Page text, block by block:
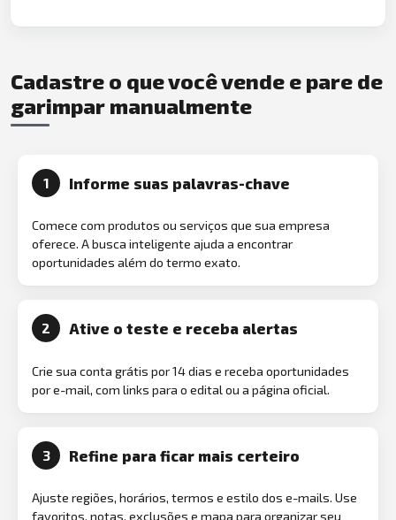
Cadastre o que você vende e pare de
garimpar manualmente
1 Informe suas palavras-chave
Comece com produtos ou serviços que sua empresa
oferece. A busca inteligente ajuda a encontrar
oportunidades além do termo exato.
2 Ative o teste e receba alertas
Crie sua conta grátis por 14 dias e receba oportunidades
por e-mail, com links para o edital ou a página oficial.
3 Refine para ficar mais certeiro
Ajuste regiões, horários, termos e estilo dos e-mails. Use
favoritos, notas, exclusões e mapa para organizar seu